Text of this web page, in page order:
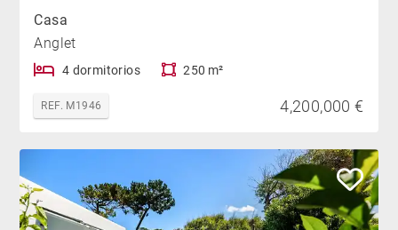
Casa
Anglet
4 dormitorios 250 m²
REF. M1946 4,200,000 €